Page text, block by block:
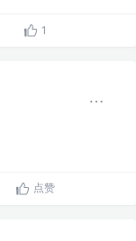
1
点赞